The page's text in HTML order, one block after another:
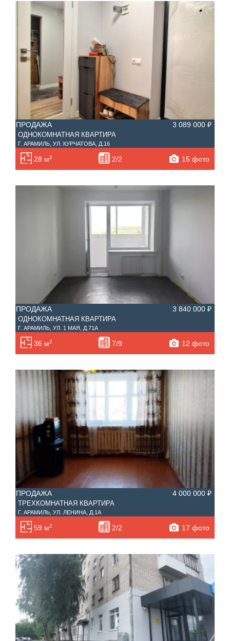
ПРОДАЖА 3 089 000 ₽
ОДНОКОМНАТНАЯ КВАРТИРА
Г. АРАМИЛЬ, УЛ. КУРЧАТОВА, Д.16
28 м2 2/2 15 фото
ПРОДАЖА 3 840 000 ₽
ОДНОКОМНАТНАЯ КВАРТИРА
Г. АРАМИЛЬ, УЛ. 1 МАЯ, Д.71А
36 м2 7/9 12 фото
ПРОДАЖА 4 000 000 ₽
ТРЕХКОМНАТНАЯ КВАРТИРА
Г. АРАМИЛЬ, УЛ. ЛЕНИНА, Д.1А
59 м2 2/2 17 фото